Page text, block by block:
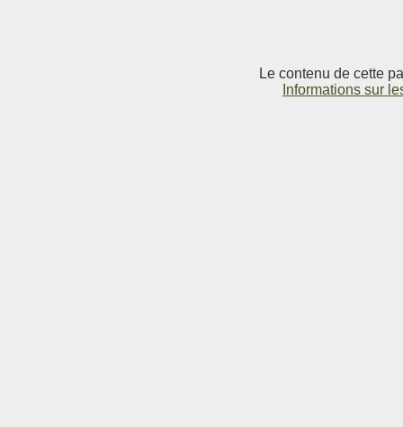
Le contenu de cette
Informations sur